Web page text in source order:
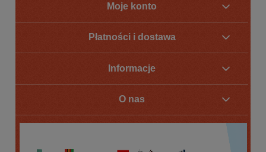
Moje konto
Płatności i dostawa
Informacje
O nas